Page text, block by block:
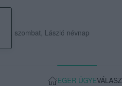
szombat, László névnap
EGER ÜGYE